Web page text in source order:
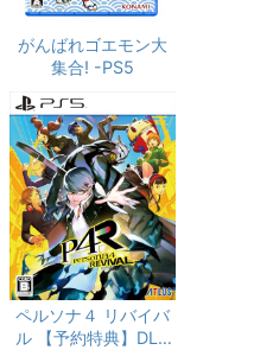
がんばれゴエモン大
集合! -PS5
ペルソナ４ リバイバ
ル 【予約特典】DLC